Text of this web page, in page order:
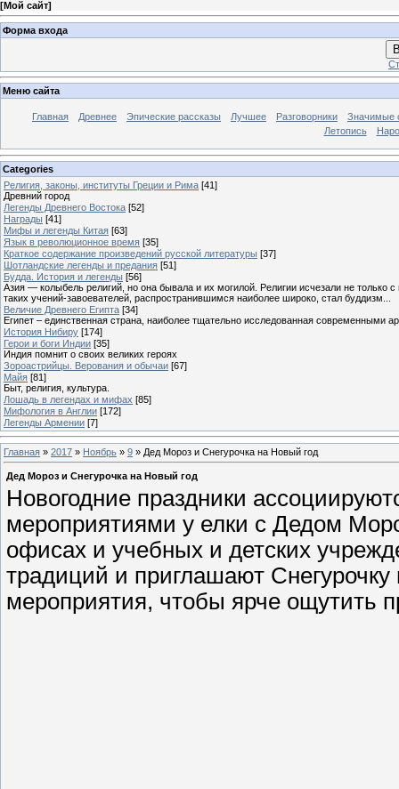
[Мой сайт]
Форма входа
Меню сайта
Главная Древнее Эпические рассказы Лучшее Разговорники
Значимые
Летопись
Categories
Религия, законы, институты Греции и Рима [41]
Древний город
Легенды Древнего Востока [52]
Награды [41]
Мифы и легенды Китая [63]
Язык в революционное время [35]
Краткое содержание произведений русской литературы [37]
Шотландские легенды и предания [51]
Будда. История и легенды [56]
Азия — колыбель религий, но она бывала и их могилой. Религии исчезали не
таких учений-завоевателей, распространившимся наиболее широко, стал буддизм...
Величие Древнего Египта [34]
Египет – единственная страна, наиболее тщательно исследованная современными
История Нибиру [174]
Герои и боги Индии [35]
Индия помнит о своих великих героях
Зороастрийцы. Верования и обычаи [67]
Майя [81]
Быт, религия, культура.
Лошадь в легендах и мифах [85]
Мифология в Англии [172]
Легенды Армении [7]
Главная » 2017 » Ноябрь » 9 » Дед Мороз и Снегурочка на Новый год
Дед Мороз и Снегурочка на Новый год
Новогодние праздники
мероприятиями у елки с Дедом
офисах и учебных и детских
традиций и приглашают
мероприятия, чтобы ярче ощутить